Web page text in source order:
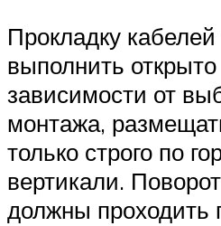
Прокладку
выполнить
зависимости от
монтажа,
только строго по
вертикали.
должны